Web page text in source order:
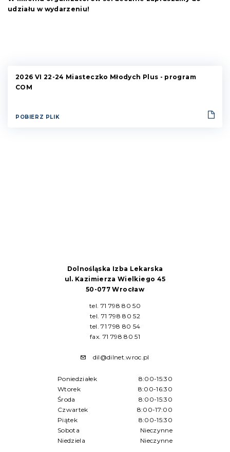
udziału w wydarzeniu!
2026 VI 22-24 Miasteczko Młodych Plus - program
COM
POBIERZ PLIK
Dolnośląska Izba Lekarska
ul. Kazimierza Wielkiego 45
50-077 Wrocław
tel. 71 798 80 50
tel. 71 798 80 52
tel. 71 798 80 54
fax. 71 798 80 51
dil@dilnet.wroc.pl
Poniedziałek
8:00-15:30
Wtorek
8:00-16:30
Środa
8:00-15:30
Czwartek
8:00-17:00
Piątek
8:00-15:30
Sobota
Nieczynne
Niedziela
Nieczynne